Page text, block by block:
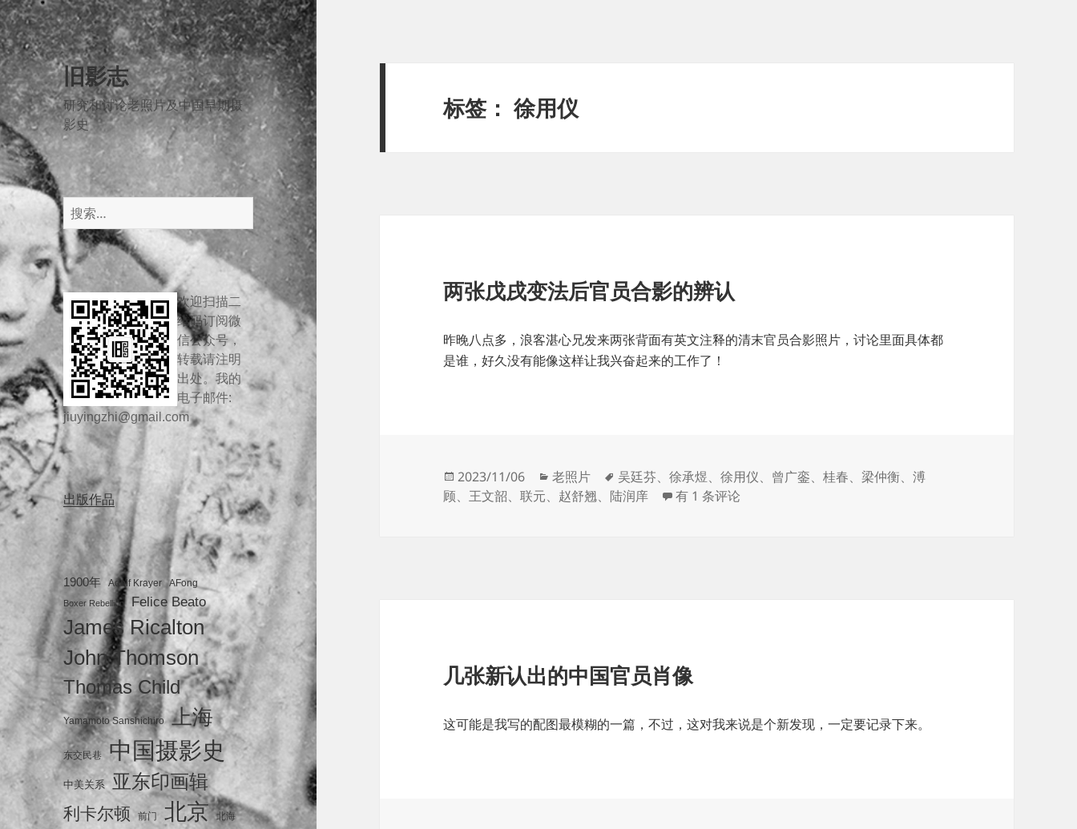
旧影志
研究和讨论老照片及中国早期摄
影史
搜
索：
欢迎扫描二
维码订阅微
信公众号，
转载请注明
出处。我的
电子邮件:
jiuyingzhi@gmail.com
出版作品
1900年 Adolf Krayer AFong
Boxer Rebellion Felice Beato
James Ricalton
John Thomson
Thomas Child
Yamamoto Sanshichiro 上海
东交民巷 中国摄影史
中美关系 亚东印画辑
利卡尔顿 前门 北京 北海
标签：徐用仪
两张戊戌变法后官员合影的辨认
昨晚八点多，浪客湛心兄发来两张背面有英文注释的清末官员合影照片，讨论里面具体都
是谁，好久没有能像这样让我兴奋起来的工作了！
发
布
2023/11/06
分
类
老照片
标
签
吴廷芬、徐承煜、徐用仪、 曾广銮、桂春、 梁仲衡、溥
顾、 王文韶、联元、 赵舒翘、 陆润庠 两张戊戌变法后官员合影的辨认
有 1 条评论
几张新认出的中国官员肖像
这可能是我写的配图最模糊的一篇，不过，这对我来说是个新发现，一定要记录下来。